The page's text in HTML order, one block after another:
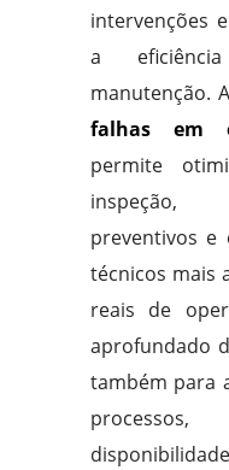
intervenções
a
manutenção.
falhas em
permite
inspeção,
preventivos e
técnicos mais
reais de
aprofundado
também para